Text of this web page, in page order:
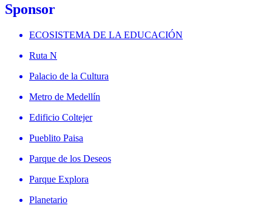
Sponsor
ECOSISTEMA DE LA EDUCACIÓN
Ruta N
Palacio de la Cultura
Metro de Medellín
Edificio Coltejer
Pueblito Paisa
Parque de los Deseos
Parque Explora
Planetario